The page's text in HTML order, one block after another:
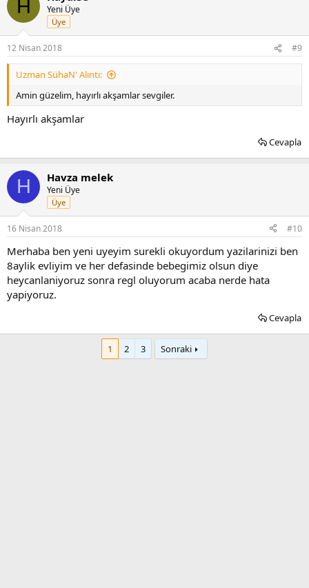
l
:
H Yeni Üye
Üye
12 Nisan 2018 #9
Uzman SühaN' Alıntı:
Amin güzelim, hayırlı akşamlar sevgiler.
Hayırlı akşamlar
Cevapla
H Havza melek
Yeni Üye
Üye
16 Nisan 2018 #10
Merhaba ben yeni uyeyim surekli okuyordum yazilarinizi ben
8aylik evliyim ve her defasinde bebegimiz olsun diye
heycanlaniyoruz sonra regl oluyorum acaba nerde hata
yapiyoruz.
Cevapla
1 2 3 Sonraki